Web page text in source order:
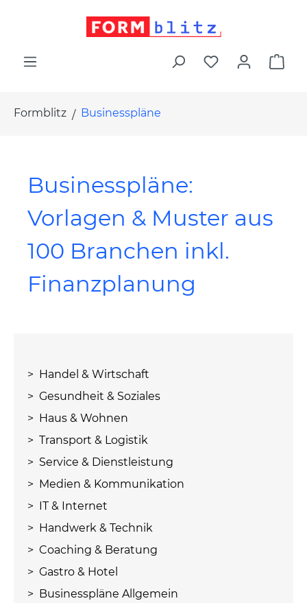
Formblitz Businesspläne
Businesspläne:
Vorlagen & Muster aus
100 Branchen inkl.
Finanzplanung
> Handel & Wirtschaft
> Gesundheit & Soziales
> Haus & Wohnen
> Transport & Logistik
> Service & Dienstleistung
> Medien & Kommunikation
> IT & Internet
> Handwerk & Technik
> Coaching & Beratung
> Gastro & Hotel
> Businesspläne Allgemein